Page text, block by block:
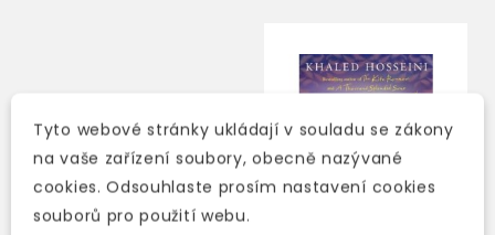
Tyto webové stránky ukládají v souladu se zákony
na vaše zařízení soubory, obecně nazývané
cookies. Odsouhlaste prosím nastavení cookies
souborů pro použití webu.